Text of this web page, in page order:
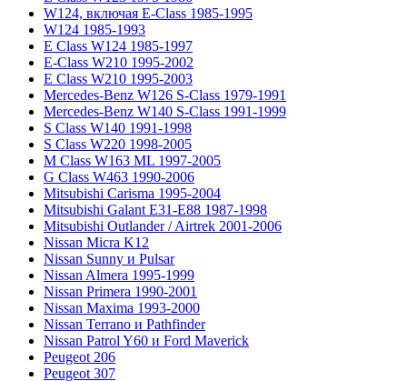
W124, включая E-Class 1985-1995
W124 1985-1993
E Class W124 1985-1997
E-Class W210 1995-2002
E Class W210 1995-2003
Mercedes-Benz W126 S-Class 1979-1991
Mercedes-Benz W140 S-Class 1991-1999
S Class W140 1991-1998
S Class W220 1998-2005
M Class W163 ML 1997-2005
G Class W463 1990-2006
Mitsubishi Carisma 1995-2004
Mitsubishi Galant E31-E88 1987-1998
Mitsubishi Outlander / Airtrek 2001-2006
Nissan Micra K12
Nissan Sunny и Pulsar
Nissan Almera 1995-1999
Nissan Primera 1990-2001
Nissan Maxima 1993-2000
Nissan Terrano и Pathfinder
Nissan Patrol Y60 и Ford Maverick
Peugeot 206
Peugeot 307